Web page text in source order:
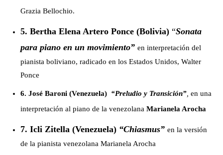
Grazia Bellochio.
5. Bertha Elena Artero Ponce (Bolivia) “Sonata
para piano en un movimiento” en interpretación del
pianista boliviano, radicado en los Estados Unidos, Walter
Ponce
6. José Baroni (Venezuela) “Preludio y Transición” en una
interpretación al piano de la venezolana Marianela Arocha
7. Icli Zitella (Venezuela) “Chiasmus” en la versión
de la pianista venezolana Marianela Arocha